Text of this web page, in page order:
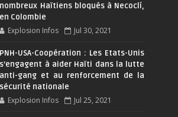
nombreux Haïtiens bloqués à Necoclí,
en Colombie
Explosion Infos Jul 30, 2021
PNH-USA-Coopération : Les Etats-Unis
s’engagent à aider Haïti dans la lutte
anti-gang et au renforcement de la
sécurité nationale
Explosion Infos Jul 25, 2021